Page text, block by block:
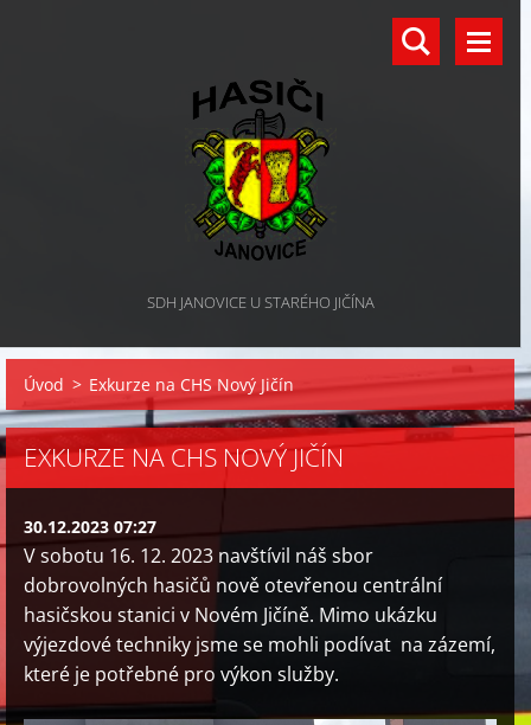
SDH JANOVICE U STARÉHO JIČÍNA
Úvod > Exkurze na CHS Nový Jičín
EXKURZE NA CHS NOVÝ JIČÍN
30.12.2023 07:27
V sobotu 16. 12. 2023 navštívil náš sbor
dobrovolných hasičů nově otevřenou centrální
hasičskou stanici v Novém Jičíně. Mimo ukázku
výjezdové techniky jsme se mohli podívat na zázemí,
které je potřebné pro výkon služby.